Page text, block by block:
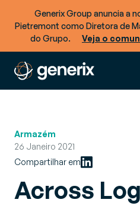
Generix Group anuncia a
Pietremont como Diretora de
do Grupo.
Veja o
Armazém
26 Janeiro 2021
Compartilhar em
Across